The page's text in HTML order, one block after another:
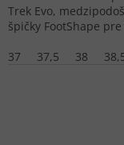
Trek Evo,
špičky FootShape
37
37,5 38